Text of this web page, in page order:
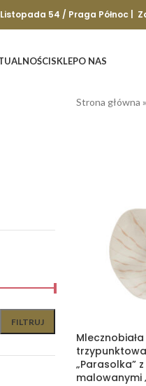
54 / Praga Północ |
SKLEPO NAS
FILTRUJ
Strona główna »
„Parasolka”
malowanymi